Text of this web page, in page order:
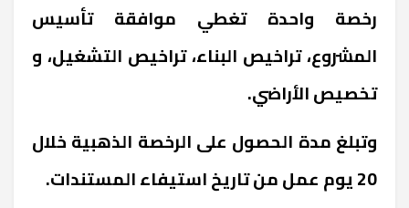
رخصة واحدة تغطي موافقة تأسيس
المشروع،تراخيص البناء،تراخيص التشغيل، و
تخصيص الأراضي.
وتبلغ مدة الحصول على الرخصة الذهبية خلال
20 يوم عمل من تاريخ استيفاء المستندات
.